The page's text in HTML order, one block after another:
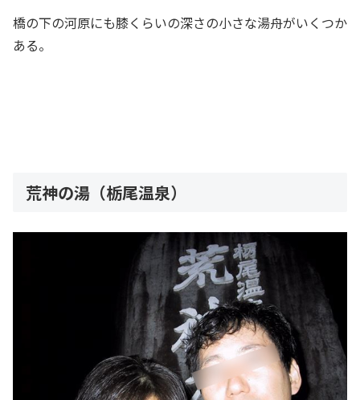
橋の下の河原にも膝くらいの深さの小さな湯舟がいくつか
ある。
荒神の湯（栃尾温泉）